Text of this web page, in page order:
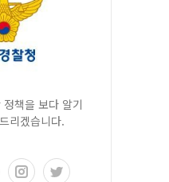
책을 보다 알기
리겠습니다.